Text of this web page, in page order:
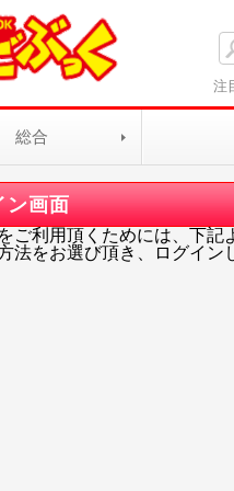
注
総合
ン画面
ご利用頂くためには、下記
法をお選び頂き、ログイン